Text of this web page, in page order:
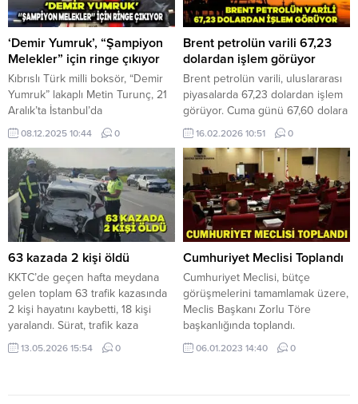
şirketlerde istihdam edilmeleri
amacıyla Güney Kıbrıs’ta yaşayan
kişiler olduğunu dile getiren
İoannu, Aleksandras Attalidu
isimli...
gerçekleşen projelerden
yararlanma” yöntemi izlediğini
savundu. Üstel, muhalefetin
çözüm üretmek...
‘Demir Yumruk’, “Şampiyon
Melekler” için ringe çıkıyor
Kıbrıslı Türk milli boksör, “Demir
Yumruk” lakaplı Metin Turunç, 21
Aralık’ta İstanbul’da
düzenlenecek uluslararası
organizasyonda şampiyonluk
kemeri için ringe çıkıyor. Turunç
bu kritik maça, 6 Şubat
Depreminde hayatını kaybeden
“Şampiyon Meleklerimiz” adına
çıkacağını açıkladı. Organizasyon;
farklı ülkelerden profesyonel
sporcular, spor ve sanat
dünyasından tanınmış isimler ile
geniş bir katılımcı profiline...
08.12.2025 10:44 0
Brent petrolün varili 67,23
dolardan işlem görüyor
Brent petrolün varili, uluslararası
piyasalarda 67,23 dolardan işlem
görüyor. Cuma günü 67,60 dolara
kadar yükselen Brent petrolün
varil fiyatı, günü 67,19 dolardan
tamamladı. Brent petrolün varil
fiyatı, bugün saat 08.10 itibarıyla
kapanışa göre yaklaşık yüzde
0,05 artışla 67,23 dolar oldu. Aynı
saatte Batı Teksas türü (WTI) ham
petrolün varili 62,72...
16.02.2026 10:51 0
63 kazada 2 kişi öldü
KKTC’de geçen hafta meydana
gelen toplam 63 trafik kazasında
2 kişi hayatını kaybetti, 18 kişi
yaralandı. Sürat, trafik kaza
sebepleri ve rapor edilen suçlar
arasında ilk sırada yer aldı.
13.05.2026 15:54 0
Cumhuriyet Meclisi Toplandı
Cumhuriyet Meclisi, bütçe
görüşmelerini tamamlamak üzere,
Meclis Başkanı Zorlu Töre
başkanlığında toplandı.
Cumhuriyet Meclisi Genel Kurulu,
Meclis Başkanı Zorlu
06.01.2023 14:40 0